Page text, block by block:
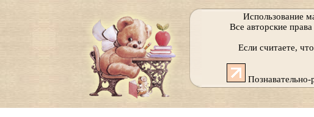
Использование
Все авторские
Если считаете,